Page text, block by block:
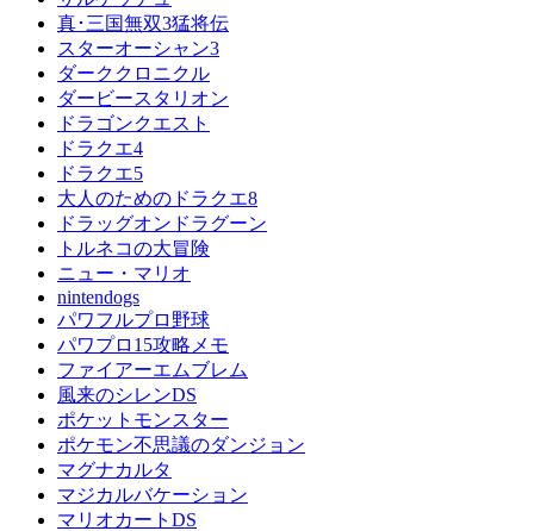
真･三国無双3猛将伝
スターオーシャン3
ダーククロニクル
ダービースタリオン
ドラゴンクエスト
ドラクエ4
ドラクエ5
大人のためのドラクエ8
ドラッグオンドラグーン
トルネコの大冒険
ニュー・マリオ
nintendogs
パワフルプロ野球
パワプロ15攻略メモ
ファイアーエムブレム
風来のシレンDS
ポケットモンスター
ポケモン不思議のダンジョン
マグナカルタ
マジカルバケーション
マリオカートDS